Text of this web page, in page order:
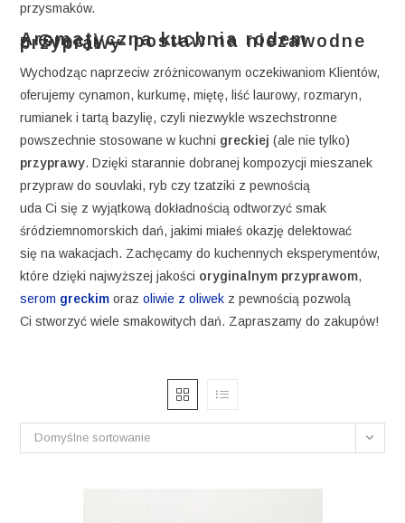
przysmaków.
Aromatyczna kuchnia rodem z Grecji — postaw na niezawodne przyprawy
Wychodząc naprzeciw zróżnicowanym oczekiwaniom Klientów,
oferujemy cynamon, kurkumę, miętę, liść laurowy, rozmaryn,
rumianek i tartą bazylię, czyli niezwykle wszechstronne
powszechnie stosowane w kuchni greckiej (ale nie tylko)
przyprawy. Dzięki starannie dobranej kompozycji mieszanek
przypraw do souvlaki, ryb czy tzatziki z pewnością
uda Ci się z wyjątkową dokładnością odtworzyć smak
śródziemnomorskich dań, jakimi miałeś okazję delektować
się na wakacjach. Zachęcamy do kuchennych eksperymentów,
które dzięki najwyższej jakości oryginalnym przyprawom,
serom greckim orazoliwie z oliwek z pewnością pozwolą
Ci stworzyć wiele smakowitych dań. Zapraszamy do zakupów!
Domyślne sortowanie